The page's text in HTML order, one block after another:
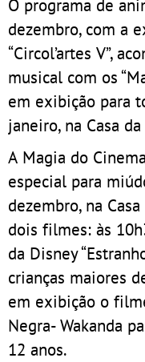
O programa de
dezembro, com a
“Circol’artes V”,
musical com os
em exibição para
janeiro, na Casa
A Magia do
especial para
dezembro, na
dois filmes: às
da Disney
crianças maiores
em exibição o
Negra- Wakanda
12 anos.